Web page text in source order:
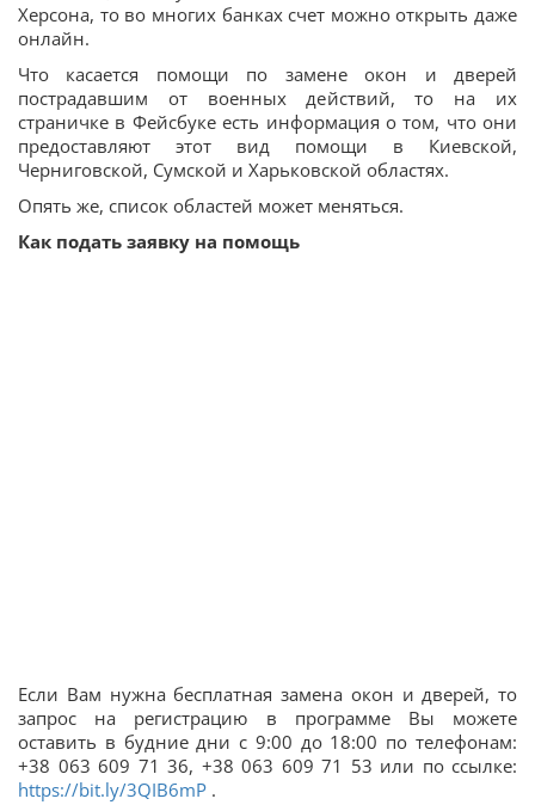
Херсона, то во многих банках счет можно открыть даже
онлайн.
Что касается помощи по замене окон и дверей
пострадавшим от военных действий, то на их
страничке в Фейсбуке есть информация о том, что они
предоставляют этот вид помощи в Киевской,
Черниговской, Сумской и Харьковской областях.
Опять же, список областей может меняться.
Как подать заявку на помощь
Если Вам нужна бесплатная замена окон и дверей, то
запрос на регистрацию в программе Вы можете
оставить в будние дни с 9:00 до 18:00 по телефонам:
+38 063 609 71 36, +38 063 609 71 53 или по ссылке:
https://bit.ly/3QIB6mP .